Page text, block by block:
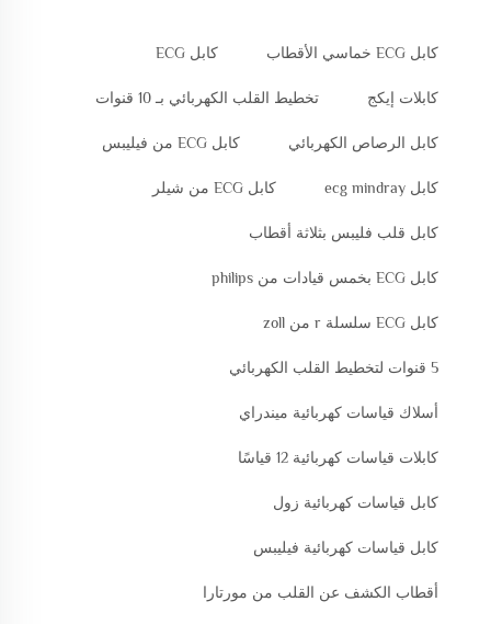
كابل ECG خماسي الأقطاب كابل ECG
كابلات إيكج تخطيط القلب الكهربائي بـ 10 قنوات
كابل الرصاص الكهربائي كابل ECG من فيليبس
كابل ecg mindray كابل ECG من شيلر
كابل قلب فليبس بثلاثة أقطاب
كابل ECG بخمس قيادات من philips
كابل ECG سلسلة r من zoll
5 قنوات لتخطيط القلب الكهربائي
أسلاك قياسات كهربائية ميندراي
كابلات قياسات كهربائية 12 قياسًا
كابل قياسات كهربائية زول
كابل قياسات كهربائية فيليبس
أقطاب الكشف عن القلب من مورتارا